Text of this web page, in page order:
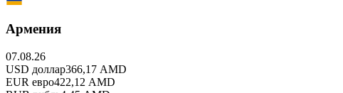
Армения
07.08.26
USD доллар366,17 AMD
EUR евро422,12 AMD